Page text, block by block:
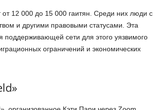
12 000 до 15 000 гаитян. Среди них люди с
и другими правовыми статусами. Эта
сети для этого уязвимого
ограничений и экономических